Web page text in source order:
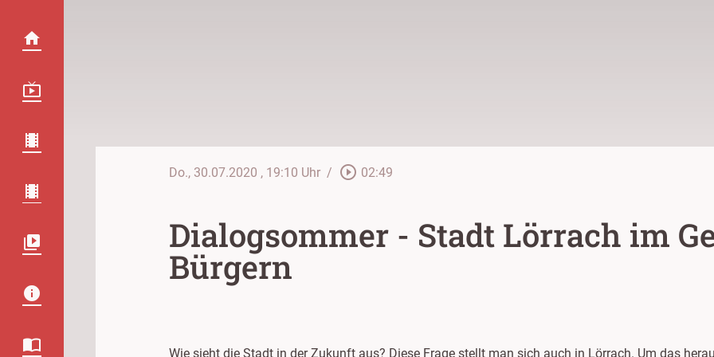
Do., 30.07.2020 , 19:10 Uhr / play_circle_outline 02:49
Dialogsommer - Stadt Lörrach im
Bürgern
Wie sieht die Stadt in der Zukunft aus? Diese Frage stellt man sich auch in Lörrach. Um das